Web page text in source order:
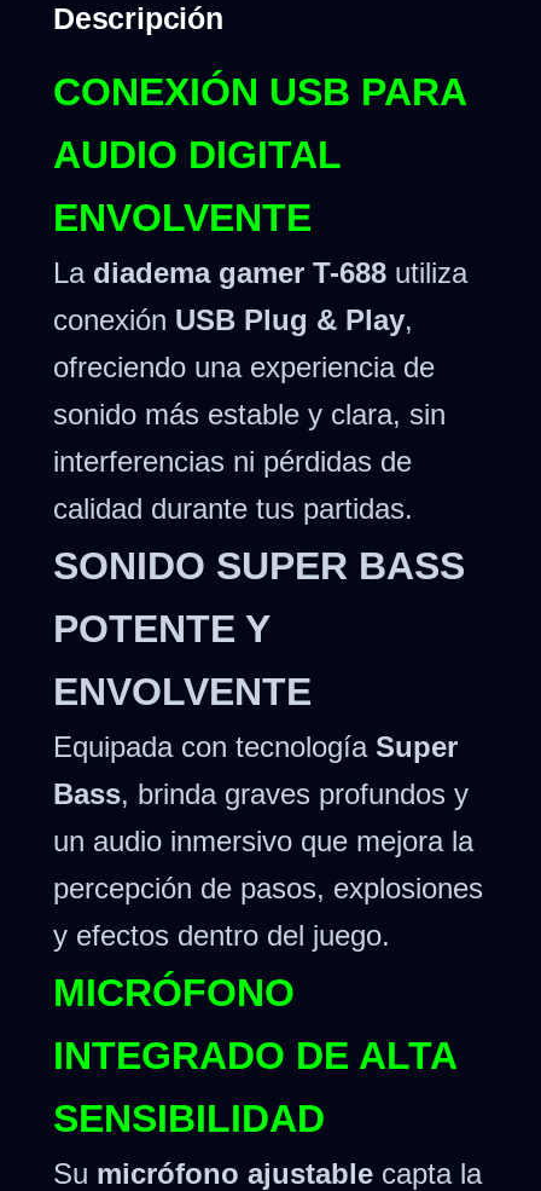
Descripción
CONEXIÓN USB PARA
AUDIO DIGITAL
ENVOLVENTE
La diadema gamer T-688 utiliza
conexión USB Plug & Play,
ofreciendo una experiencia de
sonido más estable y clara, sin
interferencias ni pérdidas de
calidad durante tus partidas.
SONIDO SUPER BASS
POTENTE Y
ENVOLVENTE
Equipada con tecnología Super
Bass, brinda graves profundos y
un audio inmersivo que mejora la
percepción de pasos, explosiones
y efectos dentro del juego.
MICRÓFONO
INTEGRADO DE ALTA
SENSIBILIDAD
Su micrófono ajustable capta la